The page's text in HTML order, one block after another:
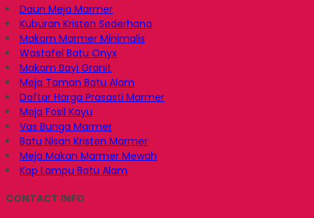
Daun Meja Marmer
Kuburan Kristen Sederhana
Makam Marmer Minimalis
Wastafel Batu Onyx
Makam Bayi Granit
Meja Taman Batu Alam
Daftar Harga Prasasti Marmer
Meja Fosil Kayu
Vas Bunga Marmer
Batu Nisan Kristen Marmer
Meja Makan Marmer Mewah
Kap Lampu Batu Alam
CONTACT INFO